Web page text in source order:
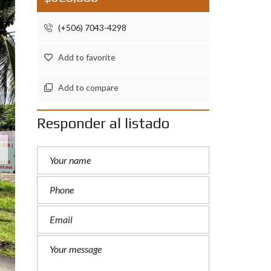
T
O
E
I
O
(+506) 7043-4298
Add to favorite
Add to compare
Responder al listado